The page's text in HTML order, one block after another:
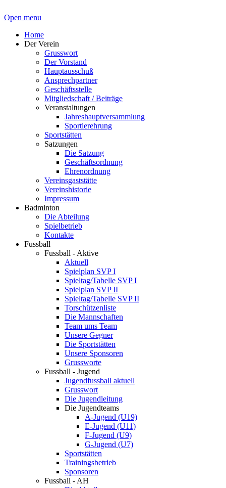
Open menu
Home
Der Verein
Grusswort
Der Vorstand
Hauptausschuß
Ansprechpartner
Geschäftsstelle
Mitgliedschaft / Beiträge
Veranstaltungen
Jahreshauptversammlung
Sportlerehrung
Sportstätten
Satzungen
Die Satzung
Geschäftsordnung
Ehrenordnung
Vereinsgaststätte
Vereinshistorie
Impressum
Badminton
Die Abteilung
Spielbetrieb
Kontakte
Fussball
Fussball - Aktive
Aktuell
Spielplan SVP I
Spieltag/Tabelle SVP I
Spielplan SVP II
Spieltag/Tabelle SVP II
Torschützenliste
Die Mannschaften
Team ums Team
Unsere Gegner
Die Sportstätten
Unsere Sponsoren
Grussworte
Fussball - Jugend
Jugendfussball aktuell
Grusswort
Die Jugendleitung
Die Jugendteams
A-Jugend (U19)
E-Jugend (U11)
F-Jugend (U9)
G-Jugend (U7)
Sportstätten
Trainingsbetrieb
Sponsoren
Fussball - AH